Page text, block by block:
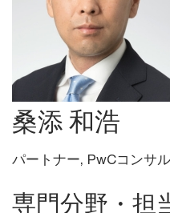
桑添 和浩
パートナー, PwCコンサ
専門分野・担